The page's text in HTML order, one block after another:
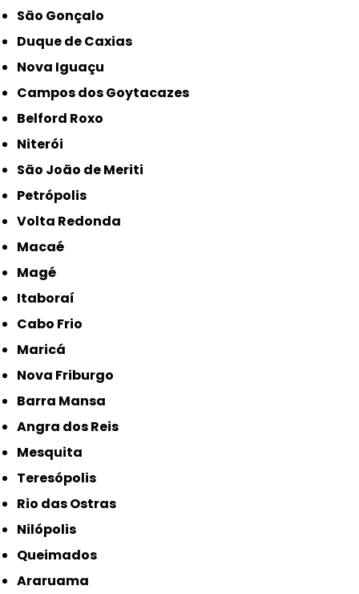
São Gonçalo
Duque de Caxias
Nova Iguaçu
Campos dos Goytacazes
Belford Roxo
Niterói
São João de Meriti
Petrópolis
Volta Redonda
Macaé
Magé
Itaboraí
Cabo Frio
Maricá
Nova Friburgo
Barra Mansa
Angra dos Reis
Mesquita
Teresópolis
Rio das Ostras
Nilópolis
Queimados
Araruama